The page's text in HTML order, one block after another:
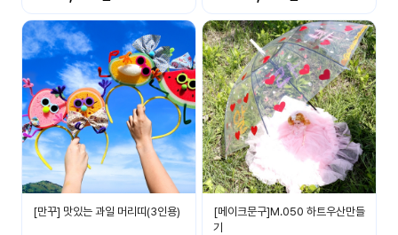
커
뮤
니
티
공지
사항
이벤
트
우리
들의
후기
게시
[만꾸] 맛있는 과일 머리띠(3인용)
[메이크문구]M.050 하트우산만들
기